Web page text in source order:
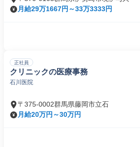
月給29万1667円～33万3333円
正社員
クリニックの医療事務
石川医院
〒375-0002群馬県藤岡市立石
月給20万円～30万円